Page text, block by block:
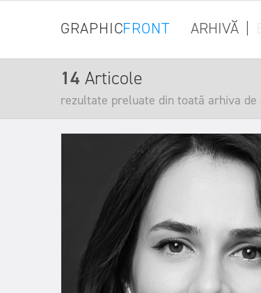
GRAPHICFRONT ARHIVĂ
14 Articole
rezultate preluate din toată arhiva de